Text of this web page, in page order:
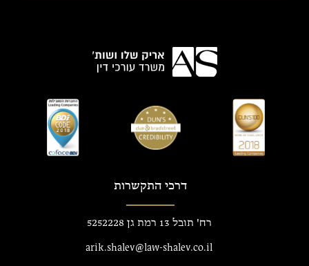
דרכי התקשרות
רח' תובל 13 רמת גן 5252228
arik.shalev@law-shalev.co.il